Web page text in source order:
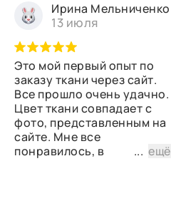
Ирина Мельниченко
13 июля
Это мой первый опыт по
заказу ткани через сайт.
Все прошло очень удачно.
Цвет ткани совпадает с
фото, представленным на
сайте. Мне все
понравилось, в
...ещё